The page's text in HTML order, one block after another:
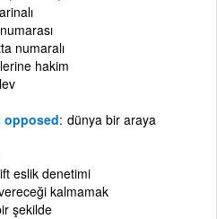
numaralı
hakim
opposed dünya bir araya
eslik denetimi
kalmamak
şekilde